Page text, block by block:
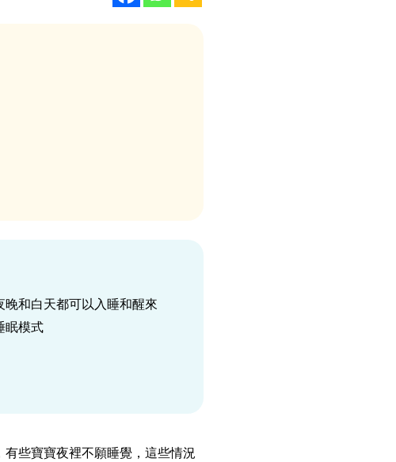
晚和白天都可以入睡和醒來
眠模式
些寶寶夜裡不願睡覺，這些情況